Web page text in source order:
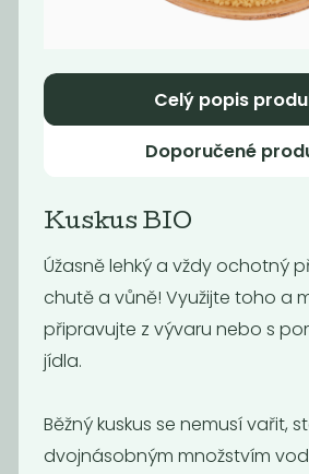
Pohanka
loupaná hnědá
59Kč/ Kg
Celý popis
Doporučené
Kuskus BIO
Úžasně lehký a vždy ochotný
chutě a vůně! Využijte toho a
připravujte z vývaru nebo s
jídla.
Běžný kuskus se nemusí vařit,
dvojnásobným množstvím